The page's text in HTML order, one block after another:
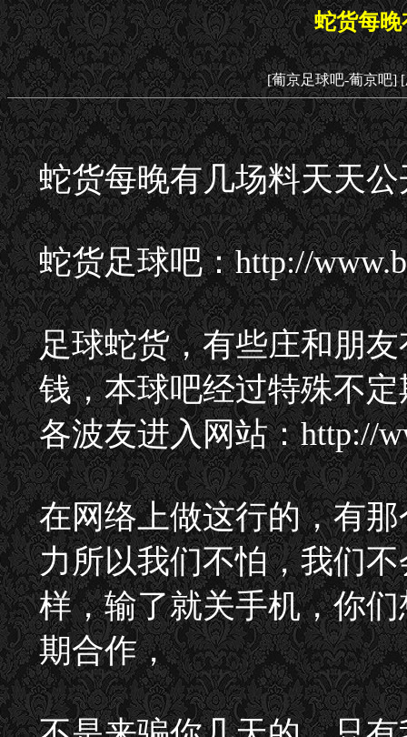
蛇货每
[葡京足球吧-葡京吧] [
蛇货每晚有几场料天天公
蛇货足球吧：http://
足球蛇货，有些庄和朋
钱，本球吧经过特殊不
各波友进入网站：http://
在网络上做这行的，有
力所以我们不怕，我们
样，输了就关手机，你
期合作，